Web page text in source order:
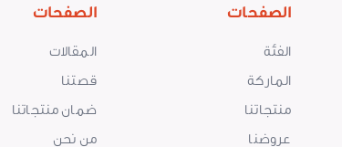
الصفحات
الفئة
الماركة
منتجاتنا
عروضنا
الصفحات
المقالات
قصتنا
ضمان منتجاتنا
من نحن